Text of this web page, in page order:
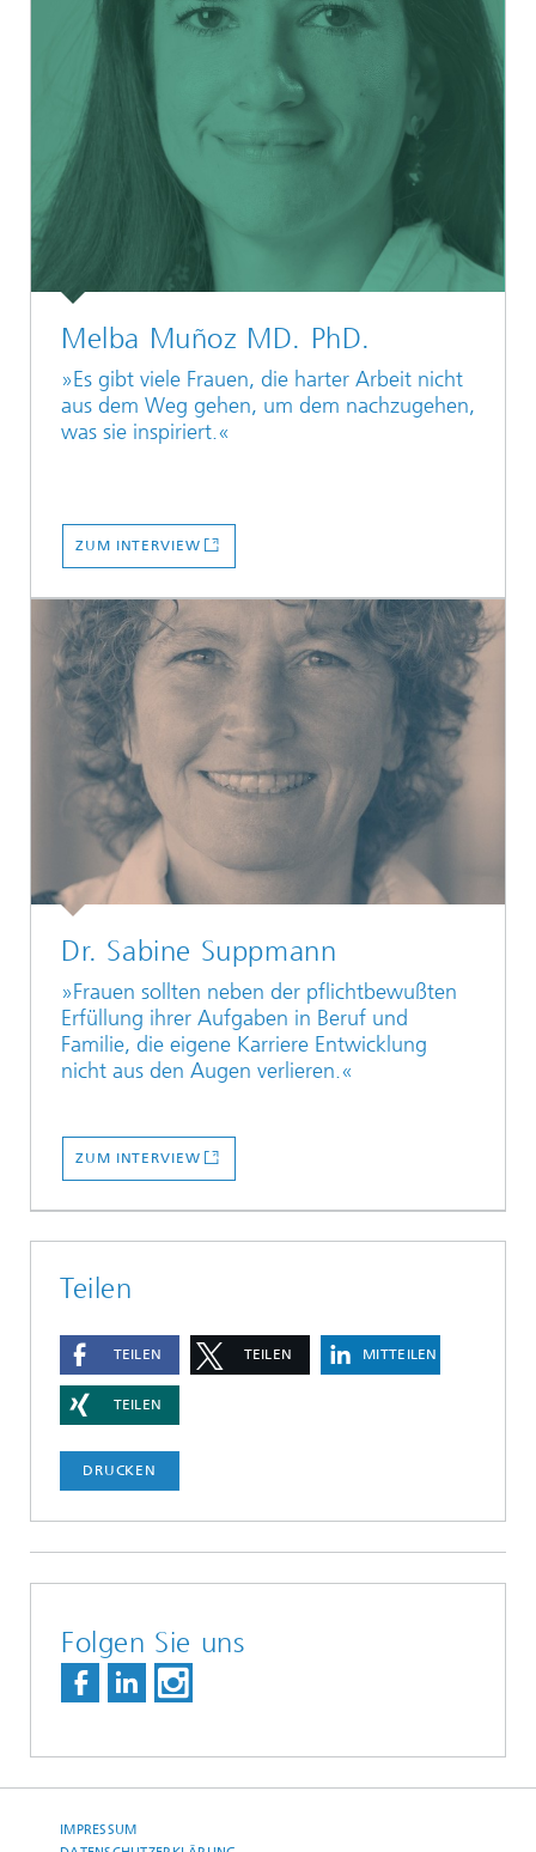
Melba Muñoz MD. PhD.
»Es gibt viele Frauen, die harter Arbeit nicht
aus dem Weg gehen, um dem nachzugehen,
was sie inspiriert.«
ZUM INTERVIEW
Dr. Sabine Suppmann
»Frauen sollten neben der pflichtbewußten
Erfüllung ihrer Aufgaben in Beruf und
Familie, die eigene Karriere Entwicklung
nicht aus den Augen verlieren.«
ZUM INTERVIEW
Teilen
TEILEN TEILEN MITTEILEN
TEILEN
DRUCKEN
Folgen Sie uns
IMPRESSUM